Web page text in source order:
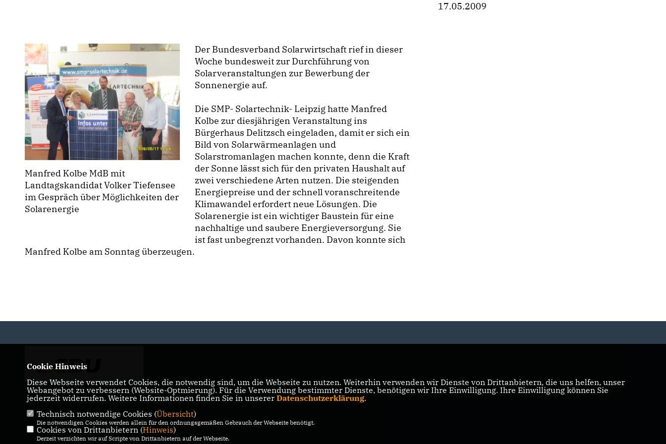
Manfred Kolbe MdB mit
Landtagskandidat Volker Tiefensee
im Gespräch über Möglichkeiten der
Solarenergie
Der Bundesverband Solarwirtschaft rief in dieser
Woche bundesweit zur Durchführung von
Solarveranstaltungen zur Bewerbung der
Sonnenergie auf.
Die SMP- Solartechnik- Leipzig hatte Manfred
Kolbe zur diesjährigen Veranstaltung ins
Bürgerhaus Delitzsch eingeladen, damit er sich ein
Bild von Solarwärmeanlagen und
Solarstromanlagen machen konnte, denn die Kraft
der Sonne lässt sich für den privaten Haushalt auf
zwei verschiedene Arten nutzen. Die steigenden
Energiepreise und der schnell voranschreitende
Klimawandel erfordert neue Lösungen. Die
Solarenergie ist ein wichtiger Baustein für eine
nachhaltige und saubere Energieversorgung. Sie
ist fast unbegrenzt vorhanden. Davon konnte sich
Manfred Kolbe am Sonntag überzeugen.
17.05.2009
IMPRESSUM DATENSCHUTZ KONTAKT
Cookie Hinweis
Diese Webseite verwendet Cookies, die notwendig sind, um die Webseite zu nutzen. Weiterhin verwenden wir Dienste von Drittanbietern, die uns helfen, unser
Webangebot zu verbessern (Website-Optmierung). Für die Verwendung bestimmter Dienste, benötigen wir Ihre Einwilligung. Ihre Einwilligung können Sie
jederzeit widerrufen. Weitere Informationen finden Sie in unserer Datenschutzerklärung.
Technisch notwendige Cookies (Übersicht)
Die notwendigen Cookies werden allein für den ordnungsgemäßen Gebrauch der Webseite benötigt.
Cookies von Drittanbietern (Hinweis)
Derzeit verzichten wir auf Scripte von Drittanbietern auf der Webseite.